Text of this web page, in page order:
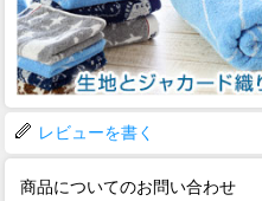
レビューを書く
商品についてのお問い合わせ